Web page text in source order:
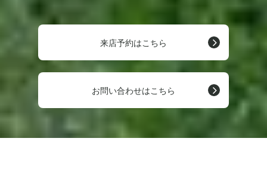
来店予約はこちら
お問い合わせはこちら